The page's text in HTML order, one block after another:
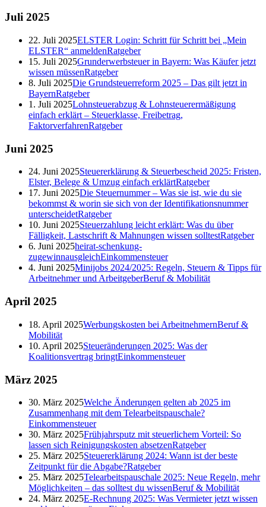
Juli 2025
22. Juli 2025ELSTER Login: Schritt für Schritt bei „Mein
ELSTER“ anmeldenRatgeber
15. Juli 2025Grunderwerbsteuer in Bayern: Was Käufer jetzt
wissen müssenRatgeber
8. Juli 2025Die Grundsteuerreform 2025 – Das gilt jetzt in
BayernRatgeber
1. Juli 2025Lohnsteuerabzug & Lohnsteuerermäßigung
einfach erklärt – Steuerklasse, Freibetrag,
FaktorverfahrenRatgeber
Juni 2025
24. Juni 2025Steuererklärung & Steuerbescheid 2025: Fristen,
Elster, Belege & Umzug einfach erklärtRatgeber
17. Juni 2025Die Steuernummer – Was sie ist, wie du sie
bekommst & worin sie sich von der Identifikationsnummer
unterscheidetRatgeber
10. Juni 2025Steuerzahlung leicht erklärt: Was du über
Fälligkeit, Lastschrift & Mahnungen wissen solltestRatgeber
6. Juni 2025heirat-schenkung-
zugewinnausgleichEinkommensteuer
4. Juni 2025Minijobs 2024/2025: Regeln, Steuern & Tipps für
Arbeitnehmer und ArbeitgeberBeruf & Mobilität
April 2025
18. April 2025Werbungskosten bei ArbeitnehmernBeruf &
Mobilität
10. April 2025Steueränderungen 2025: Was der
Koalitionsvertrag bringtEinkommensteuer
März 2025
30. März 2025Welche Änderungen gelten ab 2025 im
Zusammenhang mit dem Telearbeitspauschale?
Einkommensteuer
30. März 2025Frühjahrsputz mit steuerlichem Vorteil: So
lassen sich Reinigungskosten absetzenRatgeber
25. März 2025Steuererklärung 2024: Wann ist der beste
Zeitpunkt für die Abgabe?Ratgeber
25. März 2025Telearbeitspauschale 2025: Neue Regeln, mehr
Möglichkeiten – das solltest du wissenBeruf & Mobilität
24. März 2025E-Rechnung 2025: Was Vermieter jetzt wissen